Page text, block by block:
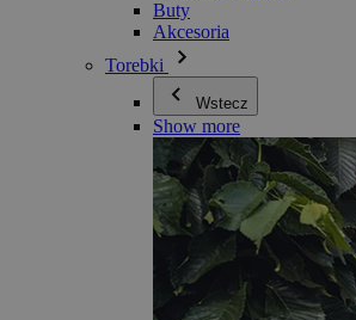
Buty
Akcesoria
Torebki
Wstecz
Show more